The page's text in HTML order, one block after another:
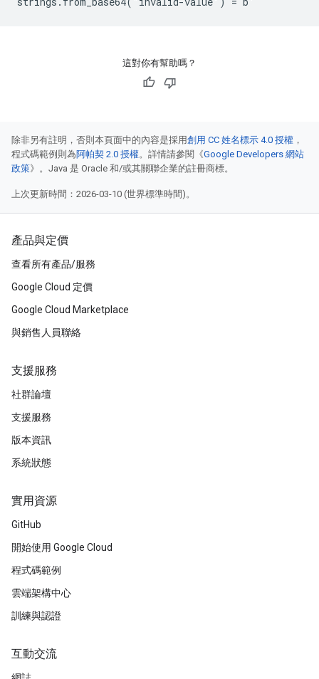
這對你有幫助嗎？
除非另有註明，否則本頁面中的內容是採用創用 CC 姓名標示 4.0 授權 ，
程式碼範例則為阿帕契 2.0 授權。詳情請參閱《Google Developers 網站
政策》。Java 是 Oracle 和/或其關聯企業的註冊商標。
上次更新時間：2026-03-10 (世界標準時間)。
產品與定價
查看所有產品/服務
Google Cloud 定價
Google Cloud Marketplace
與銷售人員聯絡
支援服務
社群論壇
支援服務
版本資訊
系統狀態
實用資源
GitHub
開始使用 Google Cloud
程式碼範例
雲端架構中心
訓練與認證
互動交流